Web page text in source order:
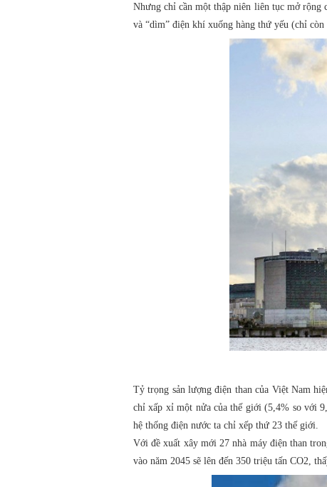
Nhưng chỉ cần một thập niên liên tục mở rộng
và “dìm” điện khí xuống hàng thứ yếu (chỉ còn
Tỷ trọng sản lượng điện than của Việt Nam
chỉ xấp xỉ một nửa của thế giới (5,4% so với
hệ thống điện nước ta chỉ xếp thứ 23 thế giới.
Với đề xuất xây mới 27 nhà máy điện than
vào năm 2045 sẽ lên đến 350 triệu tấn CO2,